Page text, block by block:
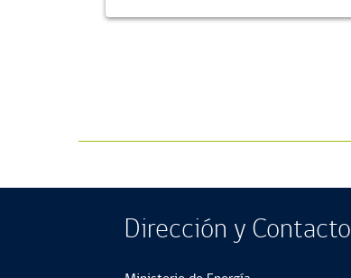
Dirección y Contacto